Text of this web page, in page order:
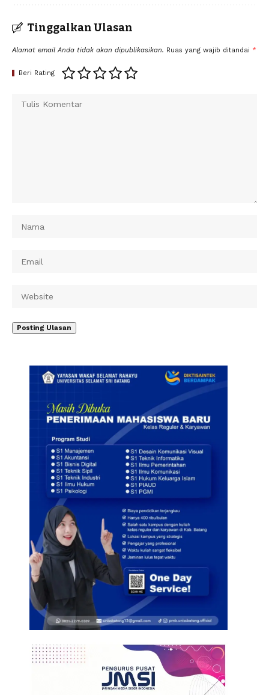
Tinggalkan Ulasan
Alamat email Anda tidak akan dipublikasikan. Ruas yang wajib ditandai *
Beri Rating